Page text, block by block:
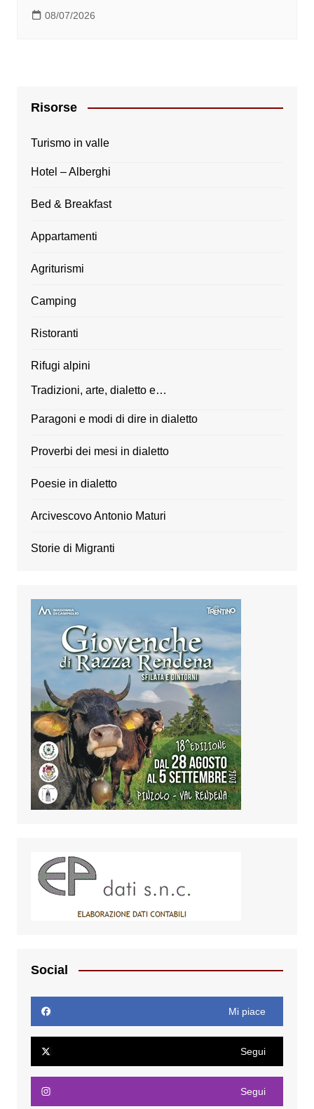
08/07/2026
Risorse
Turismo in valle
Hotel – Alberghi
Bed & Breakfast
Appartamenti
Agriturismi
Camping
Ristoranti
Rifugi alpini
Tradizioni, arte, dialetto e…
Paragoni e modi di dire in dialetto
Proverbi dei mesi in dialetto
Poesie in dialetto
Arcivescovo Antonio Maturi
Storie di Migranti
Social
Mi piace
Segui
Segui